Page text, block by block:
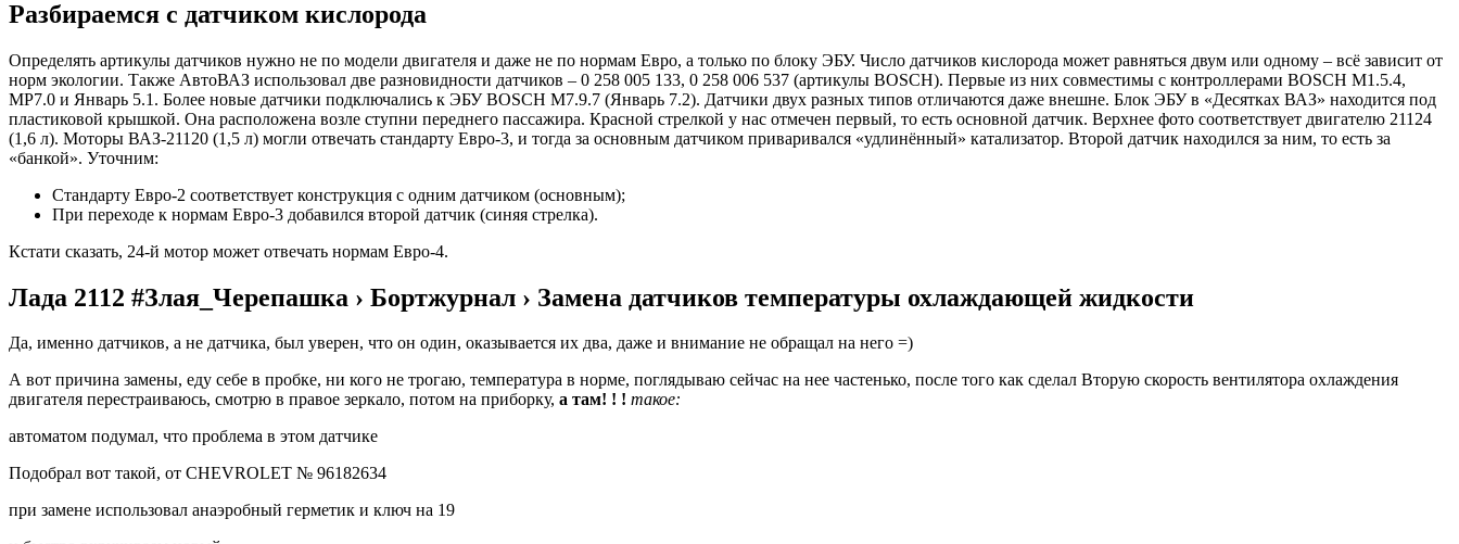
Разбираемся с датчиком кислорода
Определять артикулы датчиков нужно не по модели двигателя и даже не по нормам Евро, а только по блоку ЭБУ. Число датчиков кислорода может равняться двум или одному – всё зависит от
норм экологии. Также АвтоВАЗ использовал две разновидности датчиков – 0 258 005 133, 0 258 006 537 (артикулы BOSCH). Первые из них совместимы с контроллерами BOSCH M1.5.4,
MP7.0 и Январь 5.1. Более новые датчики подключались к ЭБУ BOSCH M7.9.7 (Январь 7.2). Датчики двух разных типов отличаются даже внешне. Блок ЭБУ в «Десятках ВАЗ» находится под
пластиковой крышкой. Она расположена возле ступни переднего пассажира. Красной стрелкой у нас отмечен первый, то есть основной датчик. Верхнее фото соответствует двигателю 21124
(1,6 л). Моторы ВАЗ-21120 (1,5 л) могли отвечать стандарту Евро-3, и тогда за основным датчиком приваривался «удлинённый» катализатор. Второй датчик находился за ним, то есть за
«банкой». Уточним:
Стандарту Евро-2 соответствует конструкция с одним датчиком (основным);
При переходе к нормам Евро-3 добавился второй датчик (синяя стрелка).
Кстати сказать, 24-й мотор может отвечать нормам Евро-4.
Лада 2112 #Злая_Черепашка › Бортжурнал › Замена датчиков температуры охлаждающей жидкости
Да, именно датчиков, а не датчика, был уверен, что он один, оказывается их два, даже и внимание не обращал на него =)
А вот причина замены, еду себе в пробке, ни кого не трогаю, температура в норме, поглядываю сейчас на нее частенько, после того как сделал Вторую скорость вентилятора охлаждения
двигателя перестраиваюсь, смотрю в правое зеркало, потом на приборку, а там! ! ! такое:
автоматом подумал, что проблема в этом датчике
Подобрал вот такой, от CHEVROLET № 96182634
при замене использовал анаэробный герметик и ключ на 19